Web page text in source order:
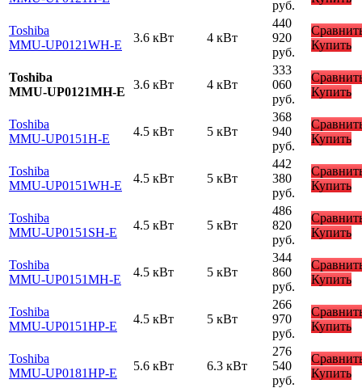
руб.
Toshiba
MMU-UP0121WH-E
3.6 кВт 4 кВт
440
920
руб.
Купить
Toshiba
MMU-UP0121MH-E
3.6 кВт 4 кВт
333
060
руб.
Купить
Toshiba
MMU-UP0151H-E
4.5 кВт 5 кВт
368
940
руб.
Купить
Toshiba
MMU-UP0151WH-E
4.5 кВт 5 кВт
442
380
руб.
Купить
Toshiba
MMU-UP0151SH-E
4.5 кВт 5 кВт
486
820
руб.
Купить
Toshiba
MMU-UP0151MH-E
4.5 кВт 5 кВт
344
860
руб.
Купить
Toshiba
MMU-UP0151HP-E
4.5 кВт 5 кВт
266
970
руб.
Купить
Toshiba
MMU-UP0181HP-E
5.6 кВт 6.3 кВт
276
540
руб.
Купить